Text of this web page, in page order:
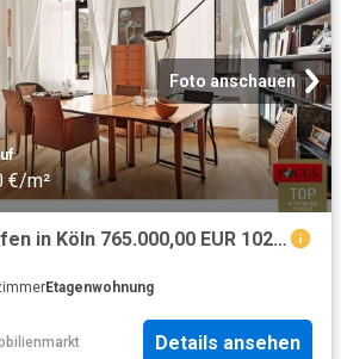
Foto anschauen
€/m²
Wohnung zum Kaufen in Köln 765.000,00 EUR 102.92 m²
Etagenwohnung
Details ansehen